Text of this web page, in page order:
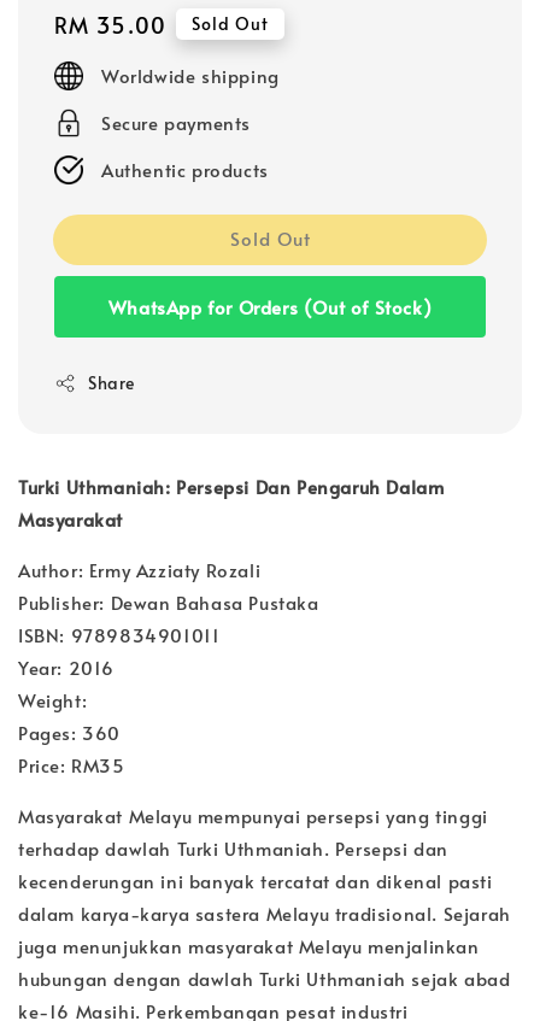
Regular
price
RM 35.00 Sold Out
Worldwide shipping
Secure payments
Authentic products
Sold Out
WhatsApp for Orders (Out of Stock)
Share
Turki Uthmaniah: Persepsi Dan Pengaruh Dalam
Masyarakat
Author: Ermy Azziaty Rozali
Publisher: Dewan Bahasa Pustaka
ISBN: 9789834901011
Year: 2016
Weight:
Pages: 360
Price: RM35
Masyarakat Melayu mempunyai persepsi yang tinggi
terhadap dawlah Turki Uthmaniah. Persepsi dan
kecenderungan ini banyak tercatat dan dikenal pasti
dalam karya-karya sastera Melayu tradisional. Sejarah
juga menunjukkan masyarakat Melayu menjalinkan
hubungan dengan dawlah Turki Uthmaniah sejak abad
ke-16 Masihi. Perkembangan pesat industri